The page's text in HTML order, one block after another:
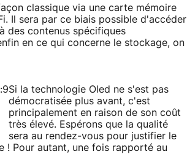
classique via une carte mémoire
Il sera par ce biais possible d'accéder
des contenus spécifiques
en ce qui concerne le stockage, on
Si la technologie Oled ne s'est pas
démocratisée plus avant, c'est
principalement en raison de son coût
très élevé. Espérons que la qualité
sera au rendez-vous pour justifier le
! Pour autant, une fois rapporté au